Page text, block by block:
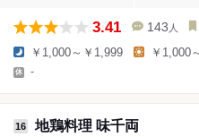
3.41 143 人
￥1,000～￥1,999 ￥1,000
-
16 地鶏料理 味千両